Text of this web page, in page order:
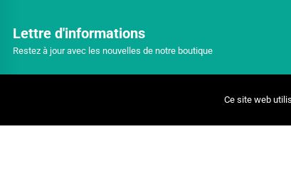
Lettre d'informations
Restez à jour avec les nouvelles de notre boutique
Ce site web